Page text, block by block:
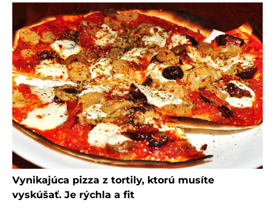
Vynikajúca pizza z tortily, ktorú musíte
vyskúšať. Je rýchla a fit